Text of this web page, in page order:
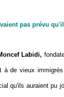
pas prévu
Labidi,
à de vieux
qu'ils auraient pu